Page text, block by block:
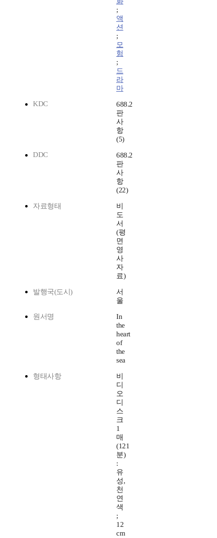
;
액
션
;
모
험
;
드
라
마
KDC
688.2
판
사
항
(5)
DDC
688.2
판
사
항
(22)
자료형태
비
도
서
(평
면
영
사
자
료)
발행국(도시)
서
울
원서명
In
the
heart
of
the
sea
형태사항
비
디
오
디
스
크
1
매
(121
분)
:
유
성,
천
연
색
;
12
cm